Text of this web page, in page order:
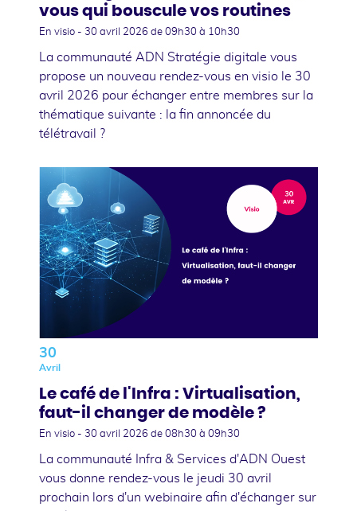
vous qui bouscule vos routines
En visio - 30 avril 2026 de 09h30 à 10h30
La communauté ADN Stratégie digitale vous
propose un nouveau rendez-vous en visio le 30
avril 2026 pour échanger entre membres sur la
thématique suivante : la fin annoncée du
télétravail ?
30
Avril
Le café de l'Infra : Virtualisation,
faut-il changer de modèle ?
En visio - 30 avril 2026 de 08h30 à 09h30
La communauté Infra & Services d'ADN Ouest
vous donne rendez-vous le jeudi 30 avril
prochain lors d'un webinaire afin d'échanger sur